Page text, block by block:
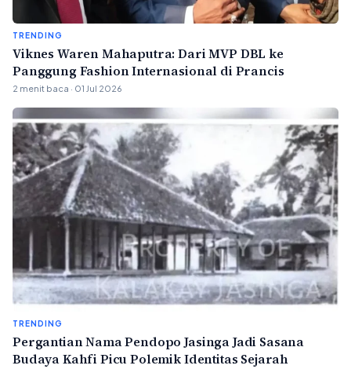
TRENDING
Viknes Waren Mahaputra: Dari MVP DBL ke
Panggung Fashion Internasional di Prancis
2 menit baca · 01 Jul 2026
TRENDING
Pergantian Nama Pendopo Jasinga Jadi Sasana
Budaya Kahfi Picu Polemik Identitas Sejarah